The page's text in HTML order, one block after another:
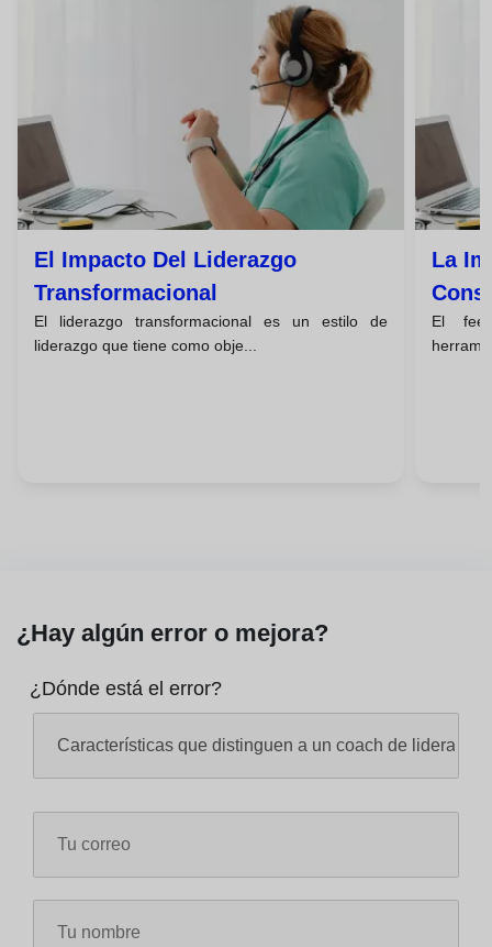
El Impacto Del Liderazgo
Transformacional
El liderazgo transformacional es un estilo de
liderazgo que tiene como obje...
La
El
¿Hay algún error o mejora?
¿Dónde está el error?